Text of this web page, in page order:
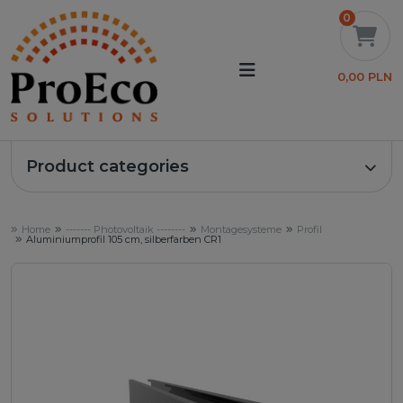
0
0,00 PLN
Product categories
Home ------- Photovoltaik -------- Montagesysteme Profil
Aluminiumprofil 105 cm, silberfarben CR1